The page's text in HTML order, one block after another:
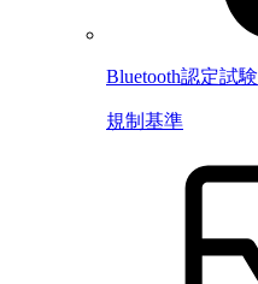
Bluetooth認定試験
規制基準